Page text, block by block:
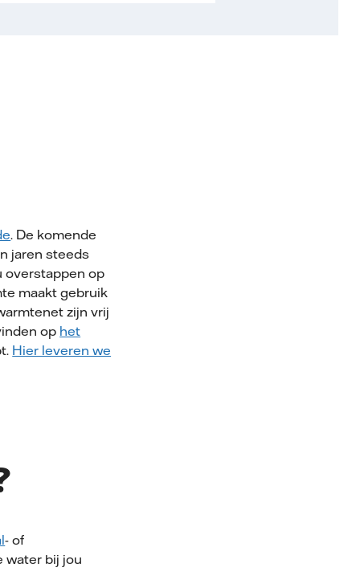
. De komende
jarensteeds
overstappen op
maakt gebruik
zijn vrij
op het
Hier leveren we
- of
water bij jou